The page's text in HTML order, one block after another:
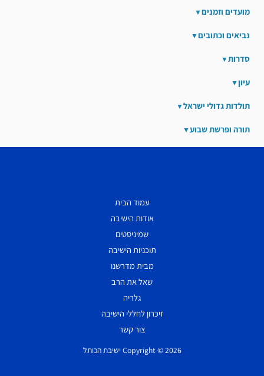
מועדים וזמנים
נביאים וכתובים
סדרות
עיון
תולדות גדולי ישראל
תורה ופרשת שבוע
עמוד הבית
אודות הישיבה
שמיניסטים
תוכניות הישיבה
מבית מדרשנו
שאל את הרב
גלריה
זיכרון לחללי הישיבה
צור קשר
Copyright © 2026 ישיבת הכותל